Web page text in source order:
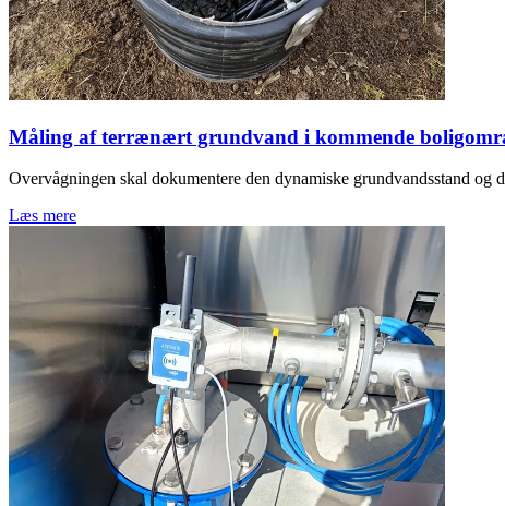
Måling af terrænært grundvand i kommende
Overvågningen skal dokumentere den dynamiske grundvandsstand
Læs mere